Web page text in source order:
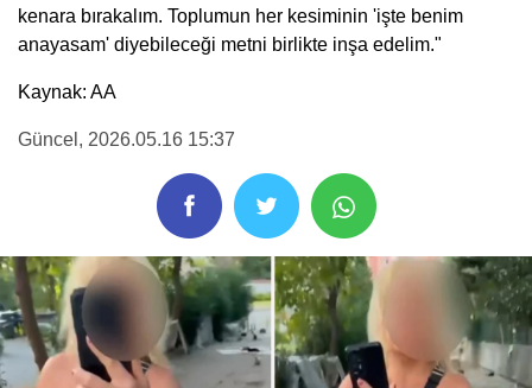
kenara bırakalım. Toplumun her kesiminin 'işte benim
anayasam' diyebileceği metni birlikte inşa edelim."
Kaynak: AA
Güncel , 2026.05.16 15:37